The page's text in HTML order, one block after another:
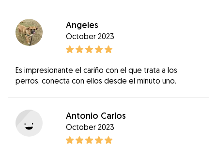
Angeles
October 2023
Es impresionante el cariño con el que trata a los
perros, conecta con ellos desde el minuto uno.
Antonio Carlos
October 2023